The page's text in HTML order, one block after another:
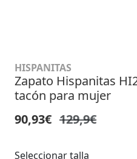
HISPANITAS
Zapato Hispanitas
tacón para mujer
90,93€ 129,9€
Seleccionar talla